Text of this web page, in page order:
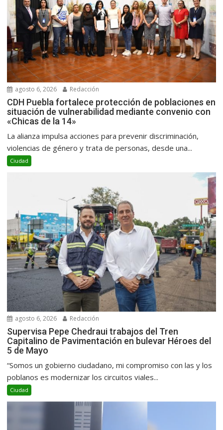
agosto 6, 2026 Redacción
CDH Puebla fortalece protección de poblaciones en
situación de vulnerabilidad mediante convenio con
«Chicas de la 14»
La alianza impulsa acciones para prevenir discriminación,
violencias de género y trata de personas, desde una...
Ciudad
agosto 6, 2026 Redacción
Supervisa Pepe Chedraui trabajos del Tren
Capitalino de Pavimentación en bulevar Héroes del
5 de Mayo
“Somos un gobierno ciudadano, mi compromiso con las y los
poblanos es modernizar los circuitos viales...
Ciudad